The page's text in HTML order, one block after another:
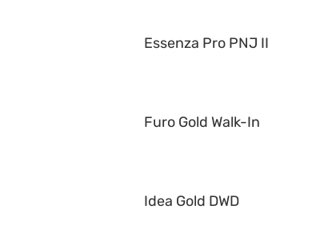
Essenza Pro PNJ II
Furo Gold Walk-In
Idea Gold DWD